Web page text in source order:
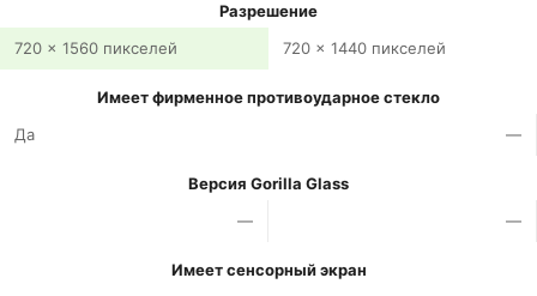
Разрешение
720 x 1560 пикселей
720 x 1440 пикселей
Имеет фирменное противоударное стекло
Да
—
Версия Gorilla Glass
—
—
Имеет сенсорный экран